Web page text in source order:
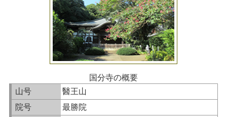
国分寺の概要
山号
醫王山
院号
最勝院